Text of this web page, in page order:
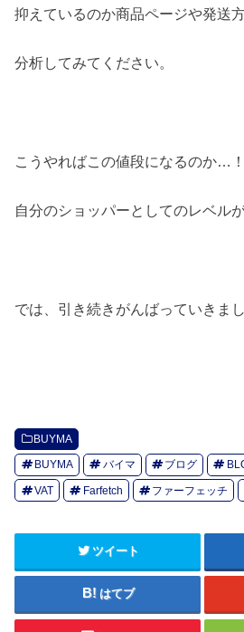
抑えているのか商品ページや発送
分析してみてください。
こうやればこの値段になるのか…
自分のショッパーとしてのレベル
では、引き続きがんばっていきま
BUYMA
BUYMA バイマ ブログ
VAT Farfetch ファーフェッチ
ツイート
はてブ